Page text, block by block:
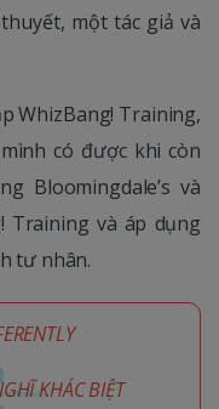
một tác giả và
WhizBang! Training,
có được khi còn
Bloomingdale’s và
Training và áp dụng
tư nhân.
KHÁC BIỆT